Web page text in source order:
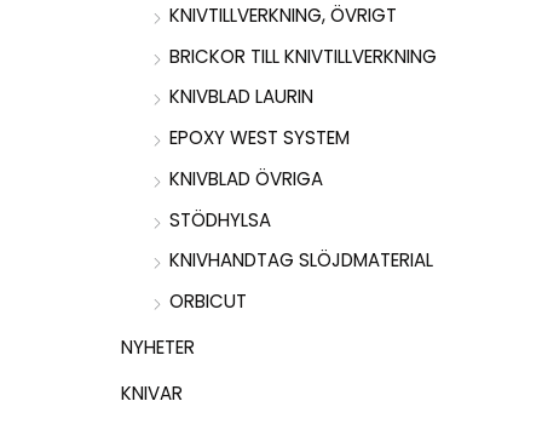
KNIVTILLVERKNING, ÖVRIGT
BRICKOR TILL KNIVTILLVERKNING
KNIVBLAD LAURIN
EPOXY WEST SYSTEM
KNIVBLAD ÖVRIGA
STÖDHYLSA
KNIVHANDTAG SLÖJDMATERIAL
ORBICUT
NYHETER
KNIVAR